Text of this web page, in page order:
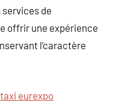
de
offrir une expérience
l’caractère
taxi eurexpo